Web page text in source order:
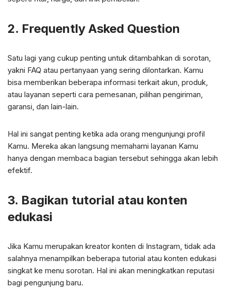
2. Frequently Asked Question
Satu lagi yang cukup penting untuk ditambahkan di sorotan,
yakni FAQ atau pertanyaan yang sering dilontarkan. Kamu
bisa memberikan beberapa informasi terkait akun, produk,
atau layanan seperti cara pemesanan, pilihan pengiriman,
garansi, dan lain-lain.
Hal ini sangat penting ketika ada orang mengunjungi profil
Kamu. Mereka akan langsung memahami layanan Kamu
hanya dengan membaca bagian tersebut sehingga akan lebih
efektif.
3. Bagikan tutorial atau konten
edukasi
Jika Kamu merupakan kreator konten di Instagram, tidak ada
salahnya menampilkan beberapa tutorial atau konten edukasi
singkat ke menu sorotan. Hal ini akan meningkatkan reputasi
bagi pengunjung baru.